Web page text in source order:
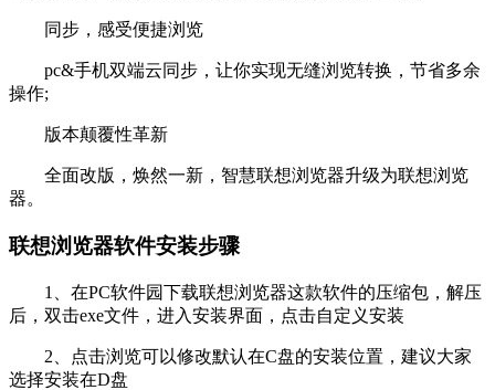
同步，感受便捷浏览
pc&手机双端云同步，让你实现无缝浏览转换，节省多余
操作;
版本颠覆性革新
全面改版，焕然一新，智慧联想浏览器升级为联想浏览
器。
联想浏览器软件安装步骤
1、在PC软件园下载联想浏览器这款软件的压缩包，解压
后，双击exe文件，进入安装界面，点击自定义安装
2、点击浏览可以修改默认在C盘的安装位置，建议大家
选择安装在D盘